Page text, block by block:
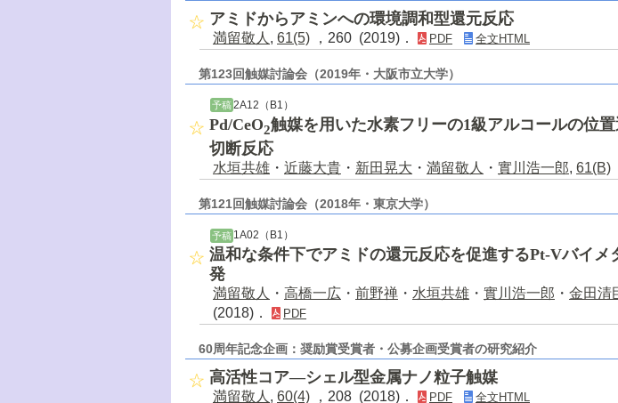
アミドからアミンへの環境調和型還元反応
満留敬人 , 61(5) ，260 (2019)． PDF 全文HTML
第123回触媒討論会（2019年・大阪市立大学）
予稿 2A12（B1）
Pd/CeO2触媒を用いた水素フリーの1級アルコールの位
切断反応
水垣共雄 ・ 近藤大貴 ・ 新田晃大 ・ 満留敬人 ・ 實川浩一郎, 61(B)
第121回触媒討論会（2018年・東京大学）
予稿 1A02（B1）
温和な条件下でアミドの還元反応を促進するPt-Vバイメ
発
満留敬人 ・ 高橋一広 ・ 前野禅 ・ 水垣共雄 ・ 實川浩一郎 ・ 金田清
(2018)．
PDF
60周年記念企画：奨励賞受賞者・公募企画受賞者の研究紹介
高活性コア―シェル型金属ナノ粒子触媒
満留敬人 , 60(4) ，208 (2018)． PDF 全文HTML